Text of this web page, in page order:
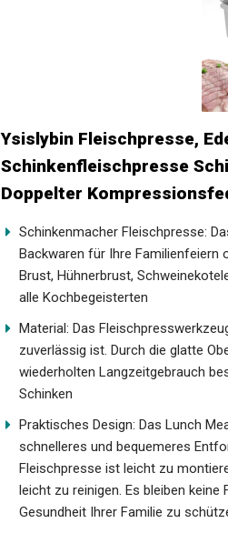
Ysislybin Fleischpresse,
Schinkenfleischpresse
Doppelter
Schinkenmacher Fleischpresse:
Backwaren für Ihre Familienfeiern
Brust, Hühnerbrust,
alle Kochbegeisterten
Material: Das
zuverlässig ist. Durch die glatte
wiederholten Langzeitgebrauch
Schinken
Praktisches Design: Das Lunch
schnelleres und bequemeres
Fleischpresse ist leicht zu
leicht zu reinigen. Es bleiben
Gesundheit Ihrer Familie zu